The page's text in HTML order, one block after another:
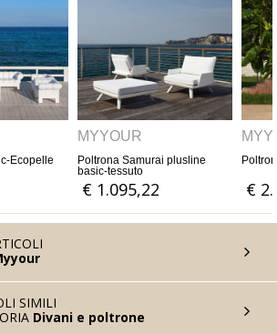
plusline
MYYOUR
Poltrona Modì Basic-Ecopelle
€ 2.023,13
SIMILI
Divani e poltrone